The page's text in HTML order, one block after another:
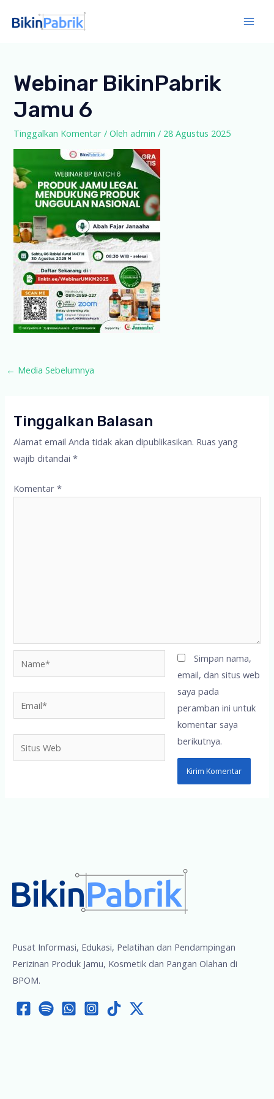
Webinar BikinPabrik
Jamu 6
Tinggalkan Komentar / Olehadmin/ 28 Agustus 2025
Post
← Media Sebelumnya
Tinggalkan Balasan
Alamat email Anda tidak akan dipublikasikan. Ruas yang
wajib ditandai*
Komentar*
Web
Simpan nama,
email, dan situs web
saya pada
peramban ini untuk
komentar saya
berikutnya.
Pusat Informasi, Edukasi, Pelatihan dan Pendampingan
Perizinan Produk Jamu, Kosmetik dan Pangan Olahan di
BPOM.